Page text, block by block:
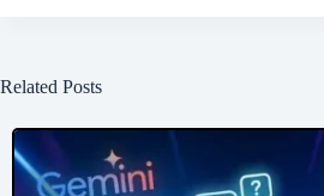
Related Posts